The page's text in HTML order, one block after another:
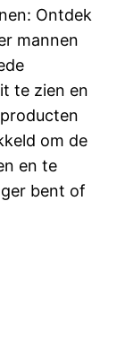
Ontdek
mannen
te zien en
om de
en te
bent of